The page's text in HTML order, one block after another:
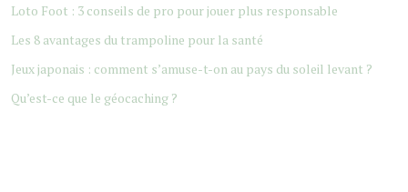
Loto Foot : 3 conseils de pro pour jouer plus responsable
Les 8 avantages du trampoline pour la santé
Jeux japonais : comment s’amuse-t-on au pays du soleil levant ?
Qu’est-ce que le géocaching ?